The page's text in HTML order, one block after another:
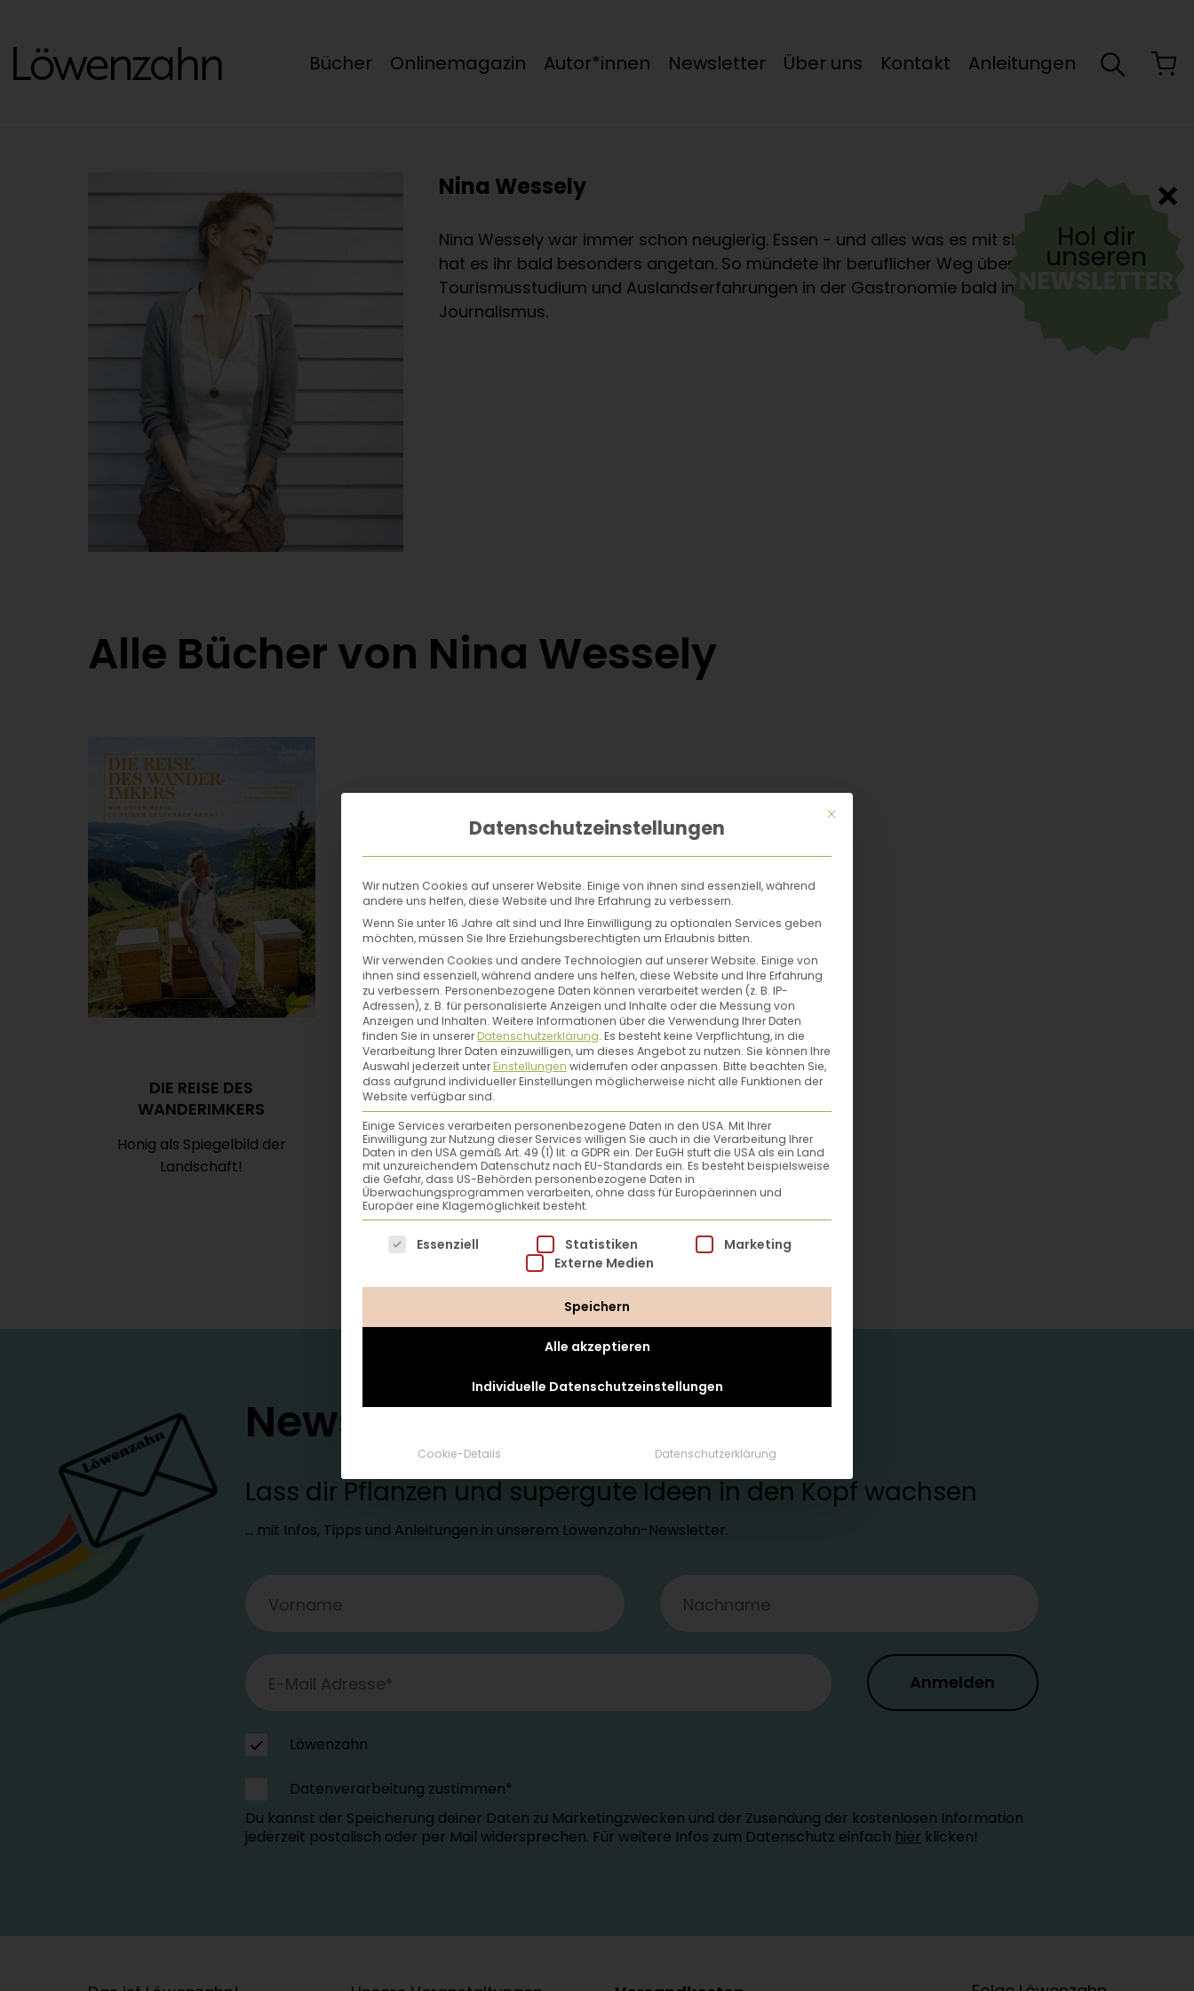
Bücher Onlinemagazin Autor*innen Newsletter Über uns Kontakt Anleitungen
Nina Wessely
Nina Wessely war immer schon neugierig. Essen - und alles was es mit sich bringt -
hat es ihr bald besonders angetan. So mündete ihr beruflicher Weg über ein
Tourismusstudium und Auslandserfahrungen in der Gastronomie bald in den
Journalismus.
Alle Bücher von Nina Wessely
DIE REISE DES
WANDERIMKERS
Honig als Spiegelbild der
Landschaft!
Newsletter
Lass dir Pflanzen und supergute Ideen in den Kopf wachsen
… mit Infos, Tipps und Anleitungen in unserem Löwenzahn-Newsletter.
Anmelden
Löwenzahn
Datenverarbeitung zustimmen*
Du kannst der Speicherung deiner Daten zu Marketingzwecken und der Zusendung der kostenlosen Information
jederzeit postalisch oder per Mail widersprechen. Für weitere Infos zum Datenschutz einfach hier klicken!
Mit diesem Button wird der Dialog geschlossen. Seine
Datenschutzeinstellungen
Wir nutzen Cookies auf unserer Website. Einige von ihnen sind essenziell, während
andere uns helfen, diese Website und Ihre Erfahrung zu verbessern.
Wenn Sie unter 16 Jahre alt sind und Ihre Einwilligung zu optionalen Services geben
möchten, müssen Sie Ihre Erziehungsberechtigten um Erlaubnis bitten.
Wir verwenden Cookies und andere Technologien auf unserer Website. Einige von
ihnen sind essenziell, während andere uns helfen, diese Website und Ihre Erfahrung
zu verbessern. Personenbezogene Daten können verarbeitet werden (z. B. IP-
Adressen), z. B. für personalisierte Anzeigen und Inhalte oder die Messung von
Anzeigen und Inhalten. Weitere Informationen über die Verwendung Ihrer Daten
finden Sie in unsererDatenschutzerklärung. Es besteht keine Verpflichtung, in die
Verarbeitung Ihrer Daten einzuwilligen, um dieses Angebot zu nutzen. Sie können Ihre
Auswahl jederzeit unterEinstellungen widerrufen oder anpassen. Bitte beachten Sie,
dass aufgrund individueller Einstellungen möglicherweise nicht alle Funktionen der
Website verfügbar sind.
Einige Services verarbeiten personenbezogene Daten in den USA. Mit Ihrer
Einwilligung zur Nutzung dieser Services willigen Sie auch in die Verarbeitung Ihrer
Daten in den USA gemäß Art. 49 (1) lit. a GDPR ein. Der EuGH stuft die USA als ein Land
mit unzureichendem Datenschutz nach EU-Standards ein. Es besteht beispielsweise
die Gefahr, dass US-Behörden personenbezogene Daten in
Überwachungsprogrammen verarbeiten, ohne dass für Europäerinnen und
Europäer eine Klagemöglichkeit besteht.
Es folgt eine Liste der Service-Gruppen, für die eine Einwilligung erteilt werden kann. Die erste Service-Gruppe ist
Essenziell Statistiken
Marketing
Externe Medien
Speichern
Alle akzeptieren
Individuelle Datenschutzeinstellungen
Cookie-Details Datenschutzerklärung